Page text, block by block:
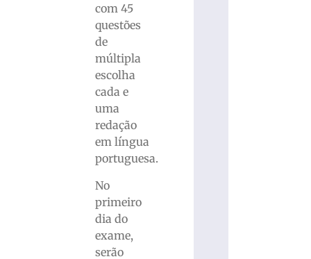
com 45
questões
de
múltipla
escolha
cada e
uma
redação
em língua
portuguesa.
No
primeiro
dia do
exame,
serão